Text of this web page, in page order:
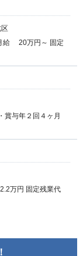
給 20万円～ 固定
賞与年２回４ヶ月
万円 固定残業代